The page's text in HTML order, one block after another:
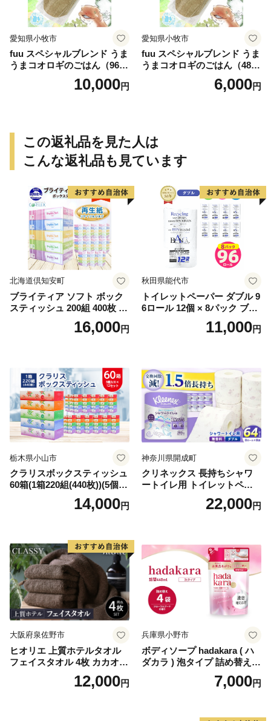
愛知県小牧市
fuu スペシャルブレンド うま
うまコオロギのごはん（960
10,000円
愛知県小牧市
fuu スペシャルブレンド うま
うまコオロギのごはん（480
6,000円
この返礼品を見た人は
こんな返礼品も見ています
北海道倶知安町
ブライティア ソフト ボック
スティッシュ 200組 400枚 60
箱 日本製 まとめ買い ティッ
シュ リサイクル 長持 防災 常
倶知安町 日用品
16,000円
秋田県能代市
トイレットペーパー ダブル 9
6ロール 12個 × 8パック ブラ
ンカ 再生紙 100％ 芯あり 日
用品 消耗品 無香料 生活用品
11,000円
栃木県小山市
クラリスボックスティッシュ
60箱(1箱220組(440枚))(5個入
り×12セット)【1256759】
14,000円
神奈川県開成町
クリネックス 長持ちシャワ
ートイレ用 トイレットペー
パー（ダブル）64ロール(8ロ
ール×8パック) 開成町 トイレ
蓄 防災 エコ 消耗品 生活雑貨
生活用品 無香料 トイレット
ペーパー ダブル といれっと
ぺーぱー トイレ クレシア ト
イレットペーパー [BDBH002
-1]
22,000円
大阪府泉佐野市
ヒオリエ 上質ホテルタオル
フェイスタオル 4枚 カカオ
【タオル 泉州タオル 吸水 普
段使い 無地 シンプル 日用品
12,000円
兵庫県小野市
ボディソープ hadakara ( ハ
ダカラ ) 泡タイプ 詰め替え 4
40ml×4袋 ボディーソープ 泡
ボディソープ 泡 日用品 消耗
7,000円